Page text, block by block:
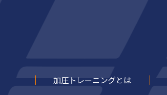
加圧トレーニングとは